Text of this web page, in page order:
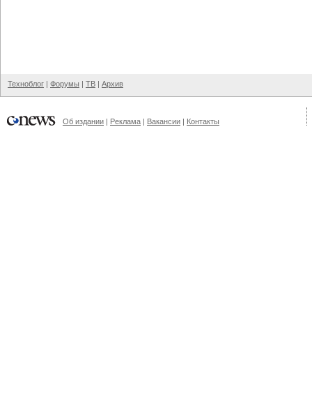
Техноблог | Форумы | ТВ | Архив
Об издании | Реклама | Вакансии | Контакты